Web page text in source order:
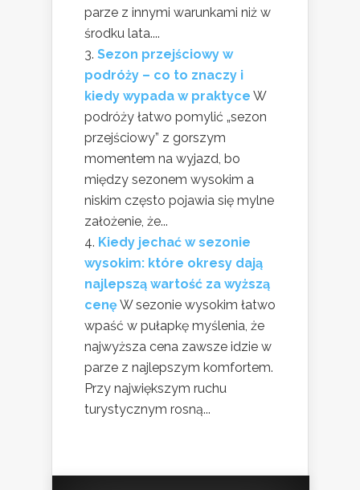
parze z innymi warunkami niż w
środku lata....
Sezon przejściowy w
podróży – co to znaczy i
kiedy wypada w praktyce W
podróży łatwo pomylić „sezon
przejściowy” z gorszym
momentem na wyjazd, bo
między sezonem wysokim a
niskim często pojawia się mylne
założenie, że...
Kiedy jechać w sezonie
wysokim: które okresy dają
najlepszą wartość za wyższą
cenęW sezonie wysokim łatwo
wpaść w pułapkę myślenia, że
najwyższa cena zawsze idzie w
parze z najlepszym komfortem.
Przy największym ruchu
turystycznym rosną...